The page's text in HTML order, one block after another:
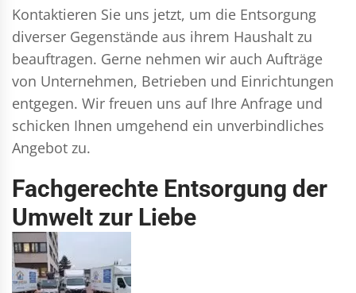
Kontaktieren Sie uns jetzt, um die Entsorgung
diverser Gegenstände aus ihrem Haushalt zu
beauftragen. Gerne nehmen wir auch Aufträge
von Unternehmen, Betrieben und Einrichtungen
entgegen. Wir freuen uns auf Ihre Anfrage und
schicken Ihnen umgehend ein unverbindliches
Angebot zu.
Fachgerechte Entsorgung der
Umwelt zur Liebe